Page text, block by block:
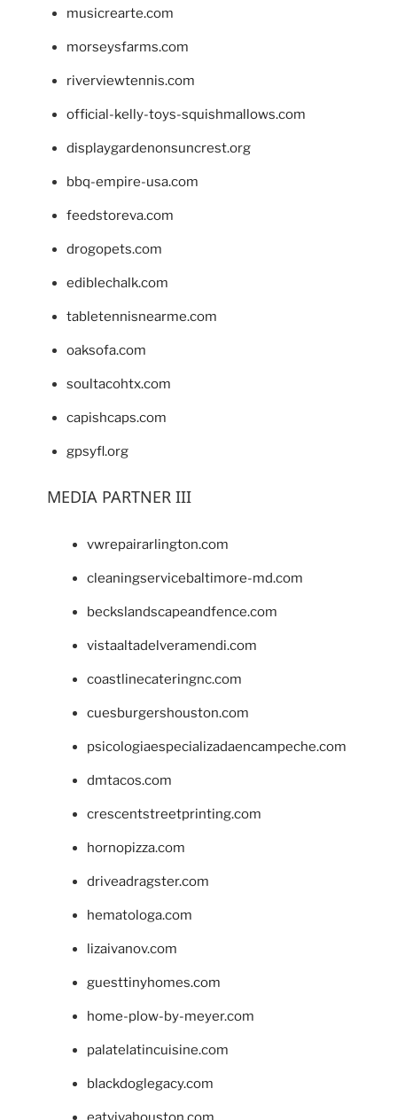
musicrearte.com
morseysfarms.com
riverviewtennis.com
official-kelly-toys-squishmallows.com
displaygardenonsuncrest.org
bbq-empire-usa.com
feedstoreva.com
drogopets.com
ediblechalk.com
tabletennisnearme.com
oaksofa.com
soultacohtx.com
capishcaps.com
gpsyfl.org
MEDIA PARTNER III
vwrepairarlington.com
cleaningservicebaltimore-md.com
beckslandscapeandfence.com
vistaaltadelveramendi.com
coastlinecateringnc.com
cuesburgershouston.com
psicologiaespecializadaencampeche.com
dmtacos.com
crescentstreetprinting.com
hornopizza.com
driveadragster.com
hematologa.com
lizaivanov.com
guesttinyhomes.com
home-plow-by-meyer.com
palatelatincuisine.com
blackdoglegacy.com